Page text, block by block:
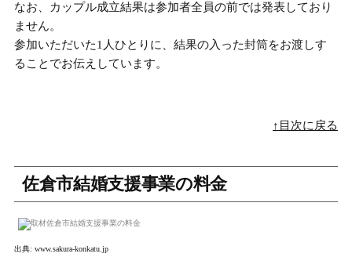
なお、カップル成立結果は参加者全員の前では発表しており
ません。
参加いただいた1人ひとりに、結果の入った封筒をお渡しす
ることでお伝え しています。
↑目次に戻る
佐倉市結婚支援事業の料金
出典: www.sakura-konkatu.jp